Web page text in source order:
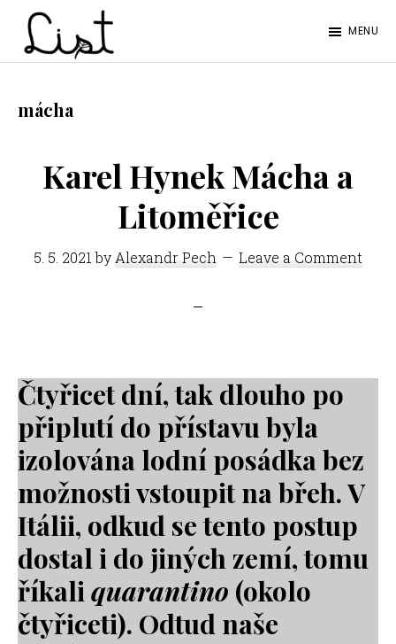
Skip
content
Skip
LIST
časopis
Litoměřice
MENU
mácha
Karel Hynek Mácha a
Litoměřice
5. 5. 2021 by Alexandr Pech Leave a Comment
Čtyřicet dní, tak dlouho po
připlutí do přístavu byla
izolována lodní posádka bez
možnosti vstoupit na břeh. V
Itálii, odkud se tento postup
dostal i do jiných zemí, tomu
říkaliquarantino (okolo
čtyřiceti). Odtud naše